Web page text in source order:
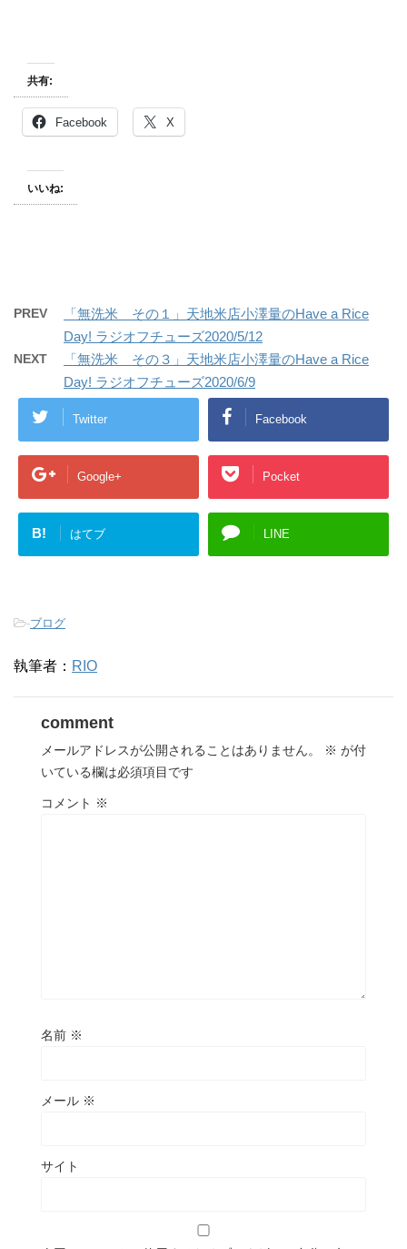
共有:
Facebook X
いいね:
PREV
「無洗米 その１」天地米店小澤量のHave a Rice
Day! ラジオフチューズ2020/5/12
NEXT
「無洗米 その３」天地米店小澤量のHave a Rice
Day! ラジオフチューズ2020/6/9
Twitter Facebook
Google+ Pocket
B! はてブ LINE
-ブログ
執筆者： RIO
comment
メールアドレスが公開されることはありません。 ※ が付
いている欄は必須項目です
コメント ※
名前 ※
メール ※
サイト